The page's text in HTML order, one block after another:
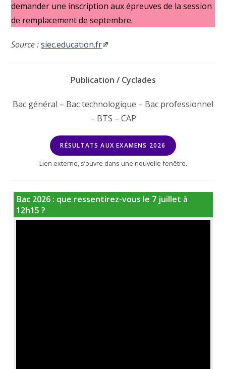
demander une inscription aux épreuves de la session
de remplacement de septembre.
Source : siec.education.fr
Publication / Cyclades
Bac général – Bac technologique – Bac professionnel
– BTS – CAP
RÉSULTATS AUX EXAMENS 2026
Lien externe, s’ouvre dans une nouvelle fenêtre.
Bac 2026 : que ressentirez-vous le 7 juillet à
12h15 ?